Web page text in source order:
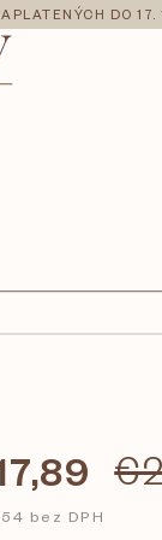
DO 17.
bez DPH